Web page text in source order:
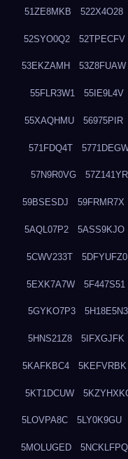
51ZE8MKB 522X4O28
52SYO0Q2 52TPECFV
53EKZAMH 53Z8FUAW
55FLR3W1 55IE9L4V
55XAQHMU 56975PIR
571FDQ4T
57N9R0VG 57Z141YR
59BSESDJ 59FRMR7X
5AQL07P2 5ASS9KJO
5CWV233T 5DFYUFZ0
5EXK7A7W 5F447S51
5GYKO7P3 5H18E5N3
5HNS21Z8 5IFXGJFK
5KAFKBC4 5KEFVRBK
5KT1DCUW
5LOVPA8C 5LY0K9GU
5MOLUGED 5NCKLFPQ